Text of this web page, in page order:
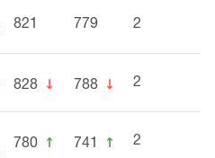
821 779 2
828 ↓ 788 ↓ 2
780 ↑ 741 ↑ 2